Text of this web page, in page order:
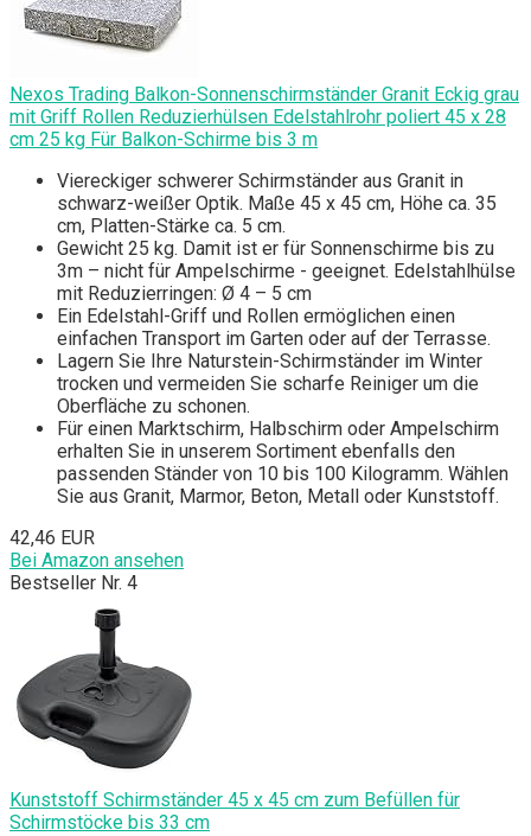
Nexos Trading Balkon-Sonnenschirmständer Granit Eckig grau
mit Griff Rollen Reduzierhülsen Edelstahlrohr poliert 45 x 28
cm 25 kg Für Balkon-Schirme bis 3 m
Viereckiger schwerer Schirmständer aus Granit in
schwarz-weißer Optik. Maße 45 x 45 cm, Höhe ca. 35
cm, Platten-Stärke ca. 5 cm.
Gewicht 25 kg. Damit ist er für Sonnenschirme bis zu
3m – nicht für Ampelschirme - geeignet. Edelstahlhülse
mit Reduzierringen: Ø 4 – 5 cm
Ein Edelstahl-Griff und Rollen ermöglichen einen
einfachen Transport im Garten oder auf der Terrasse.
Lagern Sie Ihre Naturstein-Schirmständer im Winter
trocken und vermeiden Sie scharfe Reiniger um die
Oberfläche zu schonen.
Für einen Marktschirm, Halbschirm oder Ampelschirm
erhalten Sie in unserem Sortiment ebenfalls den
passenden Ständer von 10 bis 100 Kilogramm. Wählen
Sie aus Granit, Marmor, Beton, Metall oder Kunststoff.
42,46 EUR
Bei Amazon ansehen
Bestseller Nr. 4
Kunststoff Schirmständer 45 x 45 cm zum Befüllen für
Schirmstöcke bis 33 cm